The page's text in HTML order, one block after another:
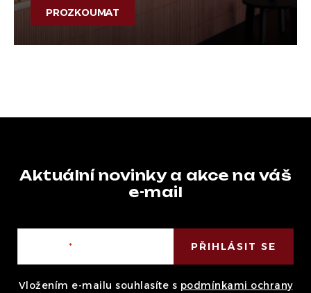
PROZKOUMAT
Aktuální novinky a akce na váš
e-mail
Vložením e-mailu souhlasíte s podmínkami ochrany
PŘIHLÁSIT SE